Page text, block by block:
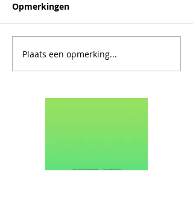
Opmerkingen
Plaats een opmerking...